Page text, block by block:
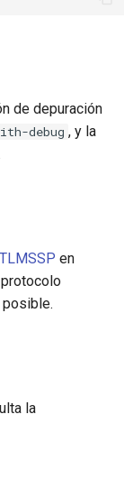
de depuración
debug , y la
en
la